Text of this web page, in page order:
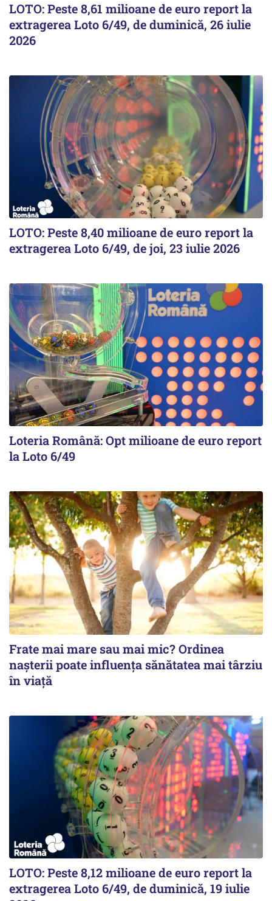
LOTO: Peste 8,61 milioane de euro report la
extragerea Loto 6/49, de duminică, 26 iulie
2026
LOTO: Peste 8,40 milioane de euro report la
extragerea Loto 6/49, de joi, 23 iulie 2026
Loteria Română: Opt milioane de euro report
la Loto 6/49
Frate mai mare sau mai mic? Ordinea
nașterii poate influența sănătatea mai târziu
în viață
LOTO: Peste 8,12 milioane de euro report la
extragerea Loto 6/49, de duminică, 19 iulie